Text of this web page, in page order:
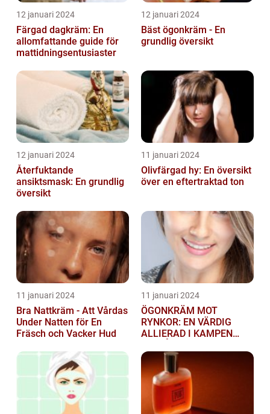
12 januari 2024
Färgad dagkräm: En
allomfattande guide för
mattidningsentusiaster
12 januari 2024
Bäst ögonkräm - En
grundlig översikt
12 januari 2024
Återfuktande
ansiktsmask: En grundlig
översikt
11 januari 2024
Olivfärgad hy: En översikt
över en eftertraktad ton
11 januari 2024
Bra Nattkräm - Att Vårdas
Under Natten för En
Fräsch och Vacker Hud
11 januari 2024
ÖGONKRÄM MOT
RYNKOR: EN VÄRDIG
ALLIERAD I KAMPEN